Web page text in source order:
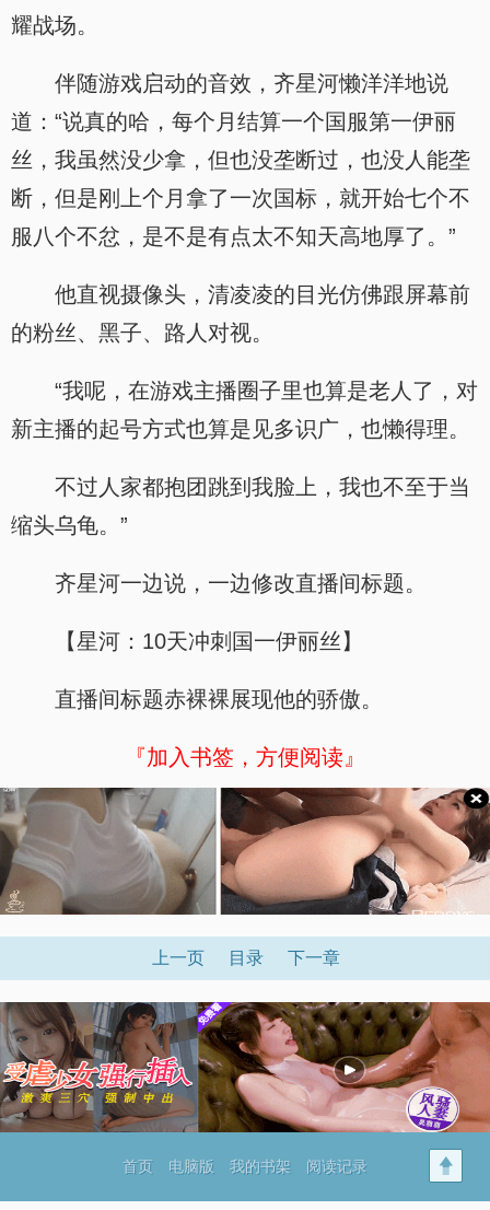
耀战场。
伴随游戏启动的音效，齐星河懒洋洋地说
道：“说真的哈，每个月结算一个国服第一伊丽
丝，我虽然没少拿，但也没垄断过，也没人能垄
断，但是刚上个月拿了一次国标，就开始七个不
服八个不忿，是不是有点太不知天高地厚了。”
他直视摄像头，清凌凌的目光仿佛跟屏幕前
的粉丝、黑子、路人对视。
“我呢，在游戏主播圈子里也算是老人了，对
新主播的起号方式也算是见多识广，也懒得理。
不过人家都抱团跳到我脸上，我也不至于当
缩头乌龟。”
齐星河一边说，一边修改直播间标题。
【星河：10天冲刺国一伊丽丝】
直播间标题赤裸裸展现他的骄傲。
『加入书签，方便阅读』
上一页 目录 下一章
首页 电脑版 我的书架 阅读记录